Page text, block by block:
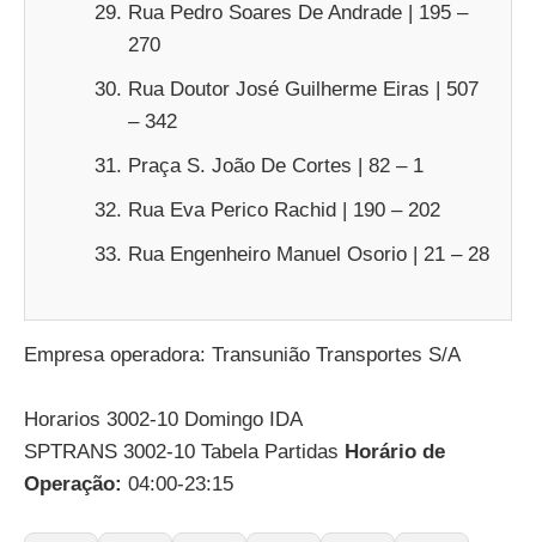
Rua Pedro Soares De Andrade | 195 –
270
Rua Doutor José Guilherme Eiras | 507
– 342
Praça S. João De Cortes | 82 – 1
Rua Eva Perico Rachid | 190 – 202
Rua Engenheiro Manuel Osorio | 21 – 28
Empresa operadora: Transunião Transportes S/A
Horarios 3002-10 Domingo IDA
SPTRANS 3002-10 Tabela Partidas Horário de
Operação: 04:00-23:15